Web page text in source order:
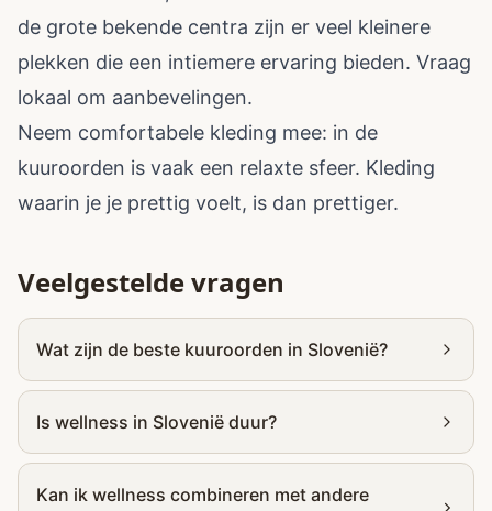
de grote bekende centra zijn er veel kleinere
plekken die een intiemere ervaring bieden. Vraag
lokaal om aanbevelingen.
Neem comfortabele kleding mee: in de
kuuroorden is vaak een relaxte sfeer. Kleding
waarin je je prettig voelt, is dan prettiger.
Veelgestelde vragen
Wat zijn de beste kuuroorden in Slovenië?
Is wellness in Slovenië duur?
Kan ik wellness combineren met andere